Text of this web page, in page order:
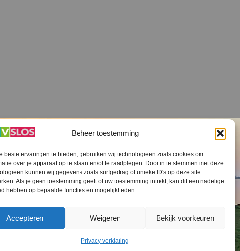
Beheer toestemming
beste ervaringen te bieden, gebruiken wij technologieën zoals cookies om
over je apparaat op te slaan en/of te raadplegen. Door in te stemmen met deze
kunnen wij gegevens zoals surfgedrag of unieke ID's op deze site
Als je geen toestemming geeft of uw toestemming intrekt, kan dit een nadelige
hebben op bepaalde functies en mogelijkheden.
Accepteren Weigeren Bekijk voorkeuren
Privacy verklaring
RTV SLOS ANBI Contact
Cookiebeleid (EU)